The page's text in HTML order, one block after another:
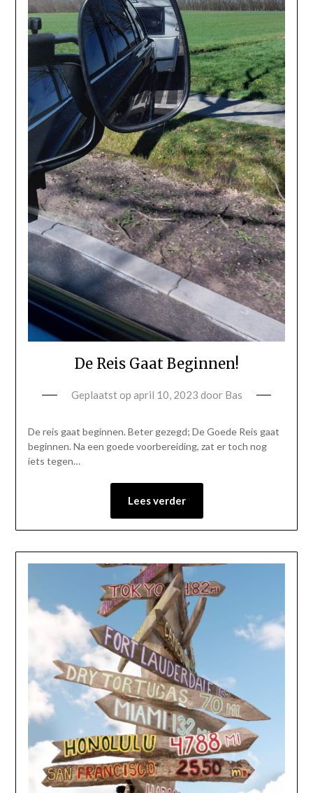
De Reis Gaat Beginnen!
Geplaatst op april 10, 2023 door Bas
De reis gaat beginnen. Beter gezegd; De Goede Reis gaat
beginnen. Na een goede voorbereiding, zat er toch nog
iets tegen…
Lees verder